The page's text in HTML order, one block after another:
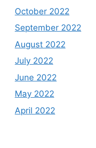
October 2022
September 2022
August 2022
July 2022
June 2022
May 2022
April 2022